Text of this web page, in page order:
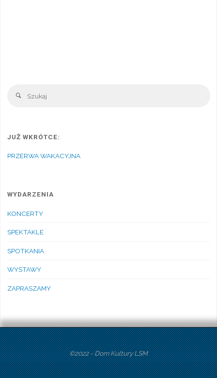
Szukaj
JUŻ WKRÓTCE:
PRZERWA WAKACYJNA
WYDARZENIA
KONCERTY
SPEKTAKLE
SPOTKANIA
WYSTAWY
ZAPRASZAMY
©2022 - Dom Kultury LSM